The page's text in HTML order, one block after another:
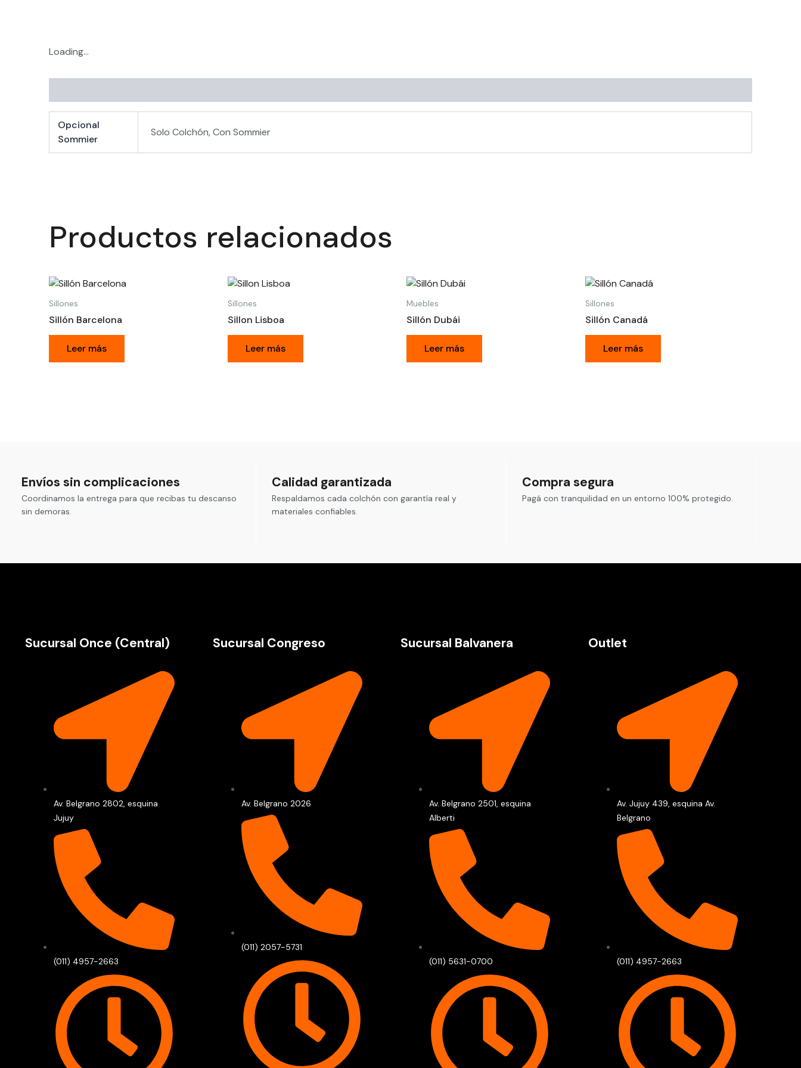
Loading...
Opcional
Sommier
Solo Colchón, Con Sommier
Productos relacionados
Sillones
Sillón Barcelona
Leer más
Sillones
Sillon Lisboa
Leer más
Muebles
Sillón Dubái
Leer más
Sillones
Sillón Canadá
Leer más
Envíos sin complicaciones
Coordinamos la entrega para que recibas tu descanso
sin demoras.
Calidad garantizada
Respaldamos cada colchón con garantía real y
materiales confiables.
Compra segura
Pagá con tranquilidad en un entorno 100% protegido.
Sucursal Once (Central)
Av. Belgrano 2802, esquina
Jujuy
(011) 4957-2663
Sucursal Congreso
Av. Belgrano 2026
(011) 2057-5731
Sucursal Balvanera
Av. Belgrano 2501, esquina
Alberti
(011) 5631-0700
Outlet
Av. Jujuy 439, esquina Av.
Belgrano
(011) 4957-2663